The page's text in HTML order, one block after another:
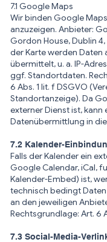
7.1 Google Maps
Wir binden Google
anzuzeigen. Anbieter:
Gordon House, Dublin
der Karte werden Daten
übermittelt, u. a. IP-
ggf. Standortdaten.
6 Abs. 1 lit. f DSGVO
Standortanzeige). Da
externer Dienst ist, kann
Datenübermittlung in
7.2 Kalender-
Falls der Kalender ein
Google Calendar, iCal,
Kalender-Embed) ist,
technisch bedingt Daten
an den jeweiligen
Rechtsgrundlage: Art. 6
7.3 Social-Media-